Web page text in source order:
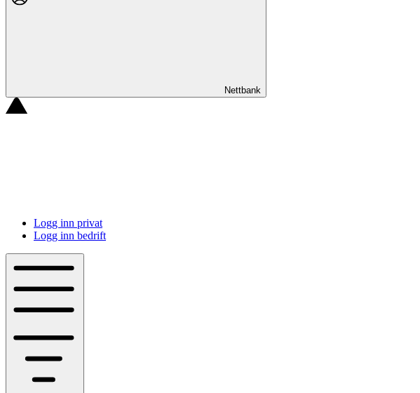
Nettbank
Logg inn privat
Logg inn bedrift